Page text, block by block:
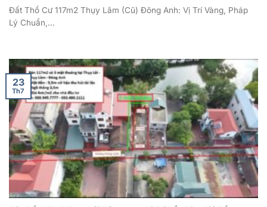
Đất Thổ Cư 117m2 Thụy Lâm (Cũ) Đông Anh: Vị Trí Vàng, Pháp
Lý Chuẩn,...
23
Th7